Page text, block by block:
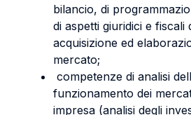
bilancio, di
di aspetti giuridici e
acquisizione ed
mercato;
competenze di analisi
funzionamento dei
impresa (analisi degli